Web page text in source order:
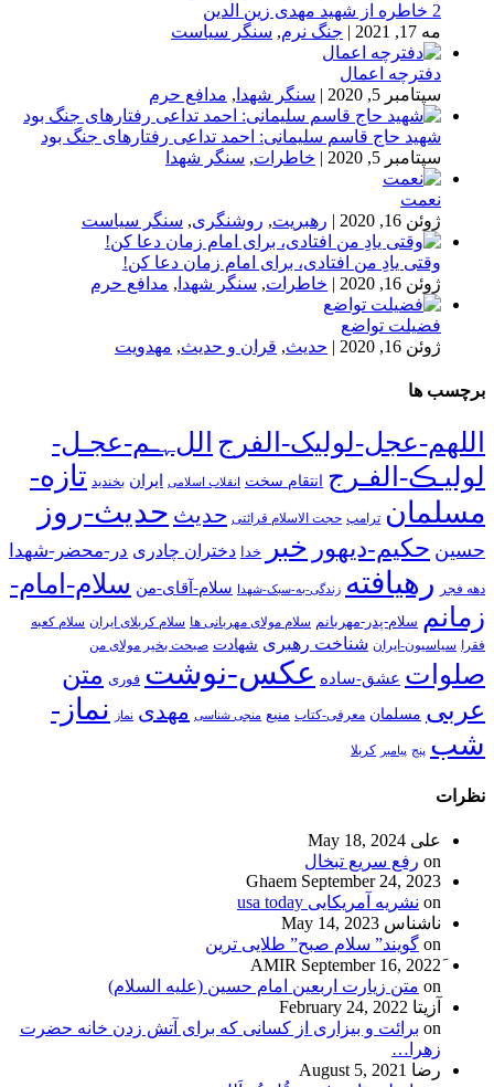
2 خاطره از شهید مهدی زین الدین
مه 17, 2021
| جنگ نرم, سنگر سیاست
دفترچه اعمال
سپتامبر 5, 2020
| سنگر شهدا , مدافع حرم
شهید حاج قاسم سلیمانی: احمد تداعی رفتارهای جنگ بود
سپتامبر 5, 2020
| خاطرات, سنگر شهدا
نعمت
ژوئن 16, 2020
| رهبریت, روشنگری, سنگر سیاست
وقتی یادِ من افتادی، برای امام زمان دعا کن!
ژوئن 16, 2020
| خاطرات, سنگر شهدا , مدافع حرم
فضیلت تواضع
ژوئن 16, 2020
| حدیث, قران و حدیث, مهدویت
برچسب ها
اللهم-عجل-لولیک-الفرج اللﮩـم-عجـل-
لولیـڪ-الفـرج انتقام سخت انقلاب اسلامی ایران بخندید تازه-
مسلمان ترامپ حجت الاسلام قرائتی حدیث حدیث-روز
حسین حکیم-دیهور خبر خدا دختران چادری در-محضر-شهدا
دهه فجر رهیافته زندگی-به-سبک-شهدا سلام-آقای-من سلام-امام-
زمانم سلام-پدر-مهربانم سلام مولای مهربانی ها سلام کربلای ایران سلام کعبه
فقرا سیاسیون-ایران شناخت رهبری شهادت صبحت بخیر مولای من
صلوات عشق-ساده عکس-نوشت فوری متن
عربی مسلمان معرفی-کتاب منبع منجی شناسی مهدی نماز
نماز-
شب پنج پیامبر کربلا
نظرات
علی May 18, 2024
on رفع سریع تبخال
Ghaem September 24, 2023
on نشریه آمریکایی usa today
ناشناس May 14, 2023
on گویند” سلام صبح” طلایی ترین
September 16, 2022
on متن زیارت اربعین امام حسین (علیه السلام)
آزیتا February 24, 2022
on برائت و بیزاری از کسانی که برای آتش زدن خانه حضرت
زهرا…
رضا August 5, 2021